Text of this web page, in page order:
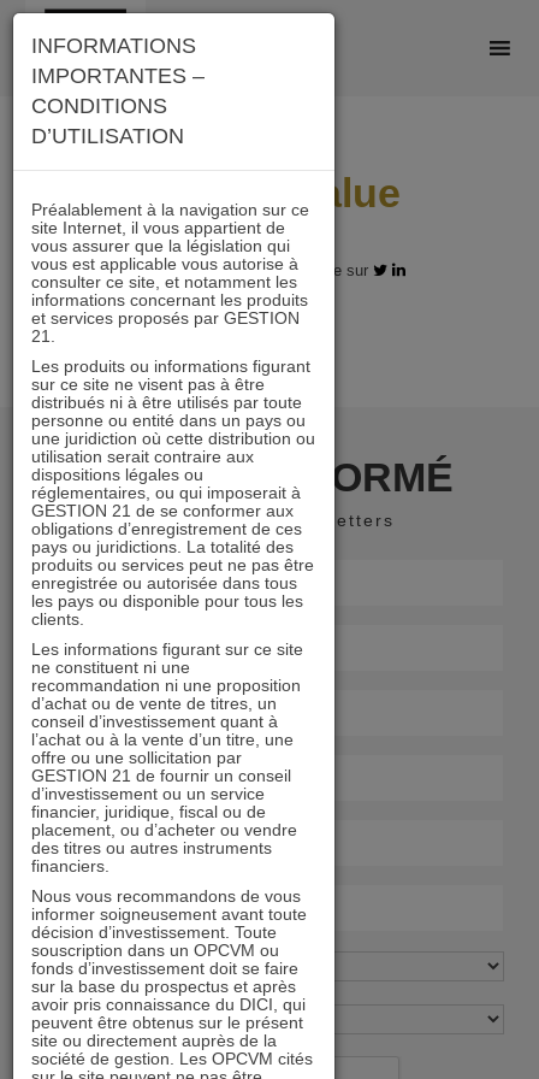
Skip
content
Investir Value
20.05.2025 - Partagez l'article sur
RESTER INFORMÉ
Recevoir nos newsletters
INFORMATIONS
IMPORTANTES –
CONDITIONS
D’UTILISATION
Préalablement à la navigation sur ce
site Internet, il vous appartient de
vous assurer que la législation qui
vous est applicable vous autorise à
consulter ce site, et notamment les
informations concernant les produits
et services proposés par GESTION
21.
Les produits ou informations figurant
sur ce site ne visent pas à être
distribués ni à être utilisés par toute
personne ou entité dans un pays ou
une juridiction où cette distribution ou
utilisation serait contraire aux
dispositions légales ou
réglementaires, ou qui imposerait à
GESTION 21 de se conformer aux
obligations d’enregistrement de ces
pays ou juridictions. La totalité des
produits ou services peut ne pas être
enregistrée ou autorisée dans tous
les pays ou disponible pour tous les
clients.
Les informations figurant sur ce site
ne constituent ni une
recommandation ni une proposition
d’achat ou de vente de titres, un
conseil d’investissement quant à
l’achat ou à la vente d’un titre, une
offre ou une sollicitation par
GESTION 21 de fournir un conseil
d’investissement ou un service
financier, juridique, fiscal ou de
placement, ou d’acheter ou vendre
des titres ou autres instruments
financiers.
Nous vous recommandons de vous
informer soigneusement avant toute
décision d’investissement. Toute
souscription dans un OPCVM ou
fonds d’investissement doit se faire
sur la base du prospectus et après
avoir pris connaissance du DICI, qui
peuvent être obtenus sur le présent
site ou directement auprès de la
société de gestion. Les OPCVM cités